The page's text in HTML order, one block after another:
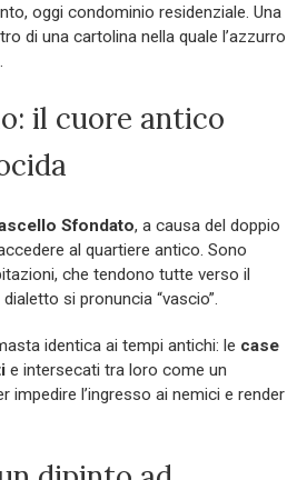
oggi condominio residenziale. Una
di una cartolina nella quale l’azzurro
il cuore antico
Sfondato, a causa del doppio
al quartiere antico. Sono
che tendono tutte verso il
si pronuncia “vascio”.
identica ai tempi antichi: le case
e intersecati tra loro come un
impedire l’ingresso ai nemici e render